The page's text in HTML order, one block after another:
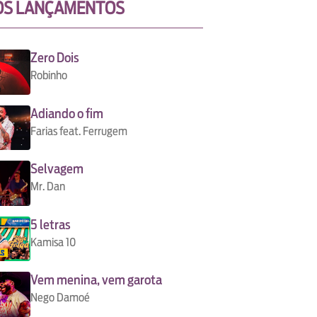
LANÇAMENTOS
Zero Dois
Robinho
Adiando o fim
Farias feat. Ferrugem
Selvagem
Mr. Dan
5 letras
Kamisa 10
Vem menina, vem garota
Nego Damoé